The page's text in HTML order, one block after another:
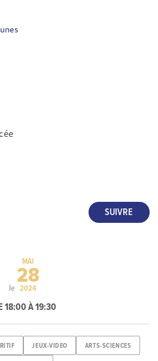
le
MAI
28
2024
18:00 À 19:30
JEUX-VIDEO ARTS-SCIENCES